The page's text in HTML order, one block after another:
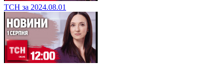
ТСН за 2024.08.01